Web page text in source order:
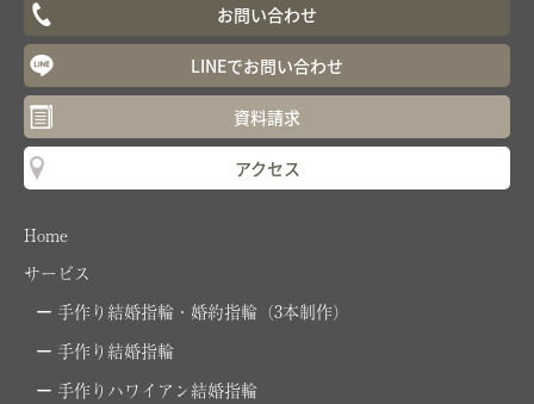
お問い合わせ
LINEでお問い合わせ
資料請求
アクセス
Home
サービス
手作り結婚指輪・婚約指輪（3本制作）
手作り結婚指輪
手作りハワイアン結婚指輪